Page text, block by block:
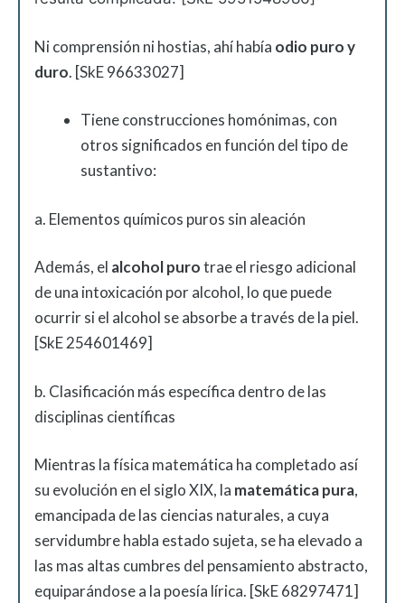
Ni comprensión ni hostias, ahí había odio puroy
duro. [SkE 96633027]
Tiene construcciones homónimas, con
otros significados en función del tipo de
sustantivo:
a. Elementos químicos puros sin aleación
Además, el alcohol purotrae el riesgo adicional
de una intoxicación por alcohol, lo que puede
ocurrir si el alcohol se absorbe a través de la piel.
[SkE 254601469]
b. Clasificación más específica dentro de las
disciplinas científicas
Mientras la física matemática ha completado así
su evolución en el siglo XIX, la matemática pura,
emancipada de las ciencias naturales, a cuya
servidumbre habla estado sujeta, se ha elevado a
las mas altas cumbres del pensamiento abstracto,
equiparándose a la poesía lírica. [SkE 68297471]